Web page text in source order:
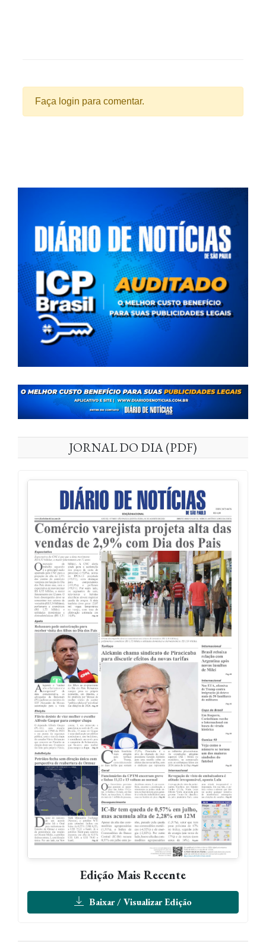
Faça login para comentar.
JORNAL DO DIA (PDF)
Edição Mais Recente
Baixar / Visualizar Edição